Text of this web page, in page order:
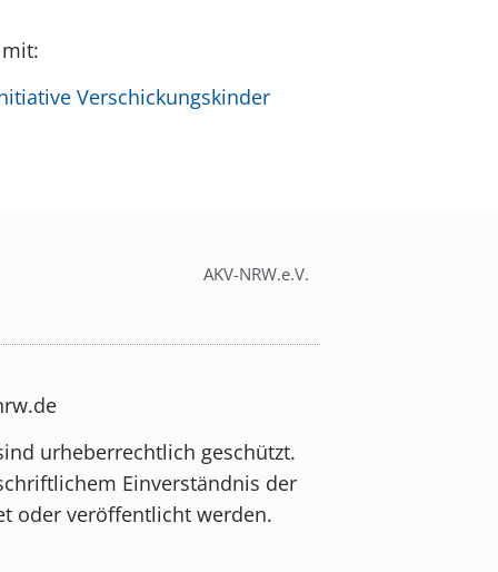
Verschickungskinder
AKV-NRW.e.V.
urheberrechtlich geschützt.
Einverständnis der
oder veröffentlicht werden.